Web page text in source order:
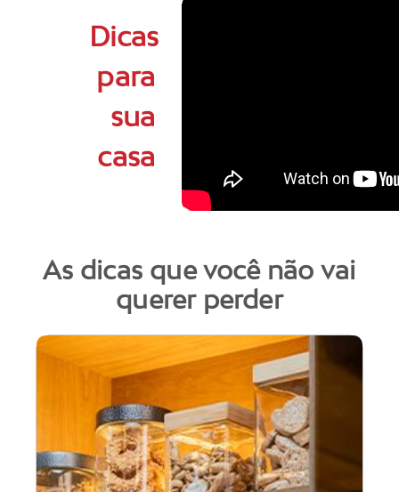
Dicas
para
sua
casa
As dicas que você não vai
querer perder